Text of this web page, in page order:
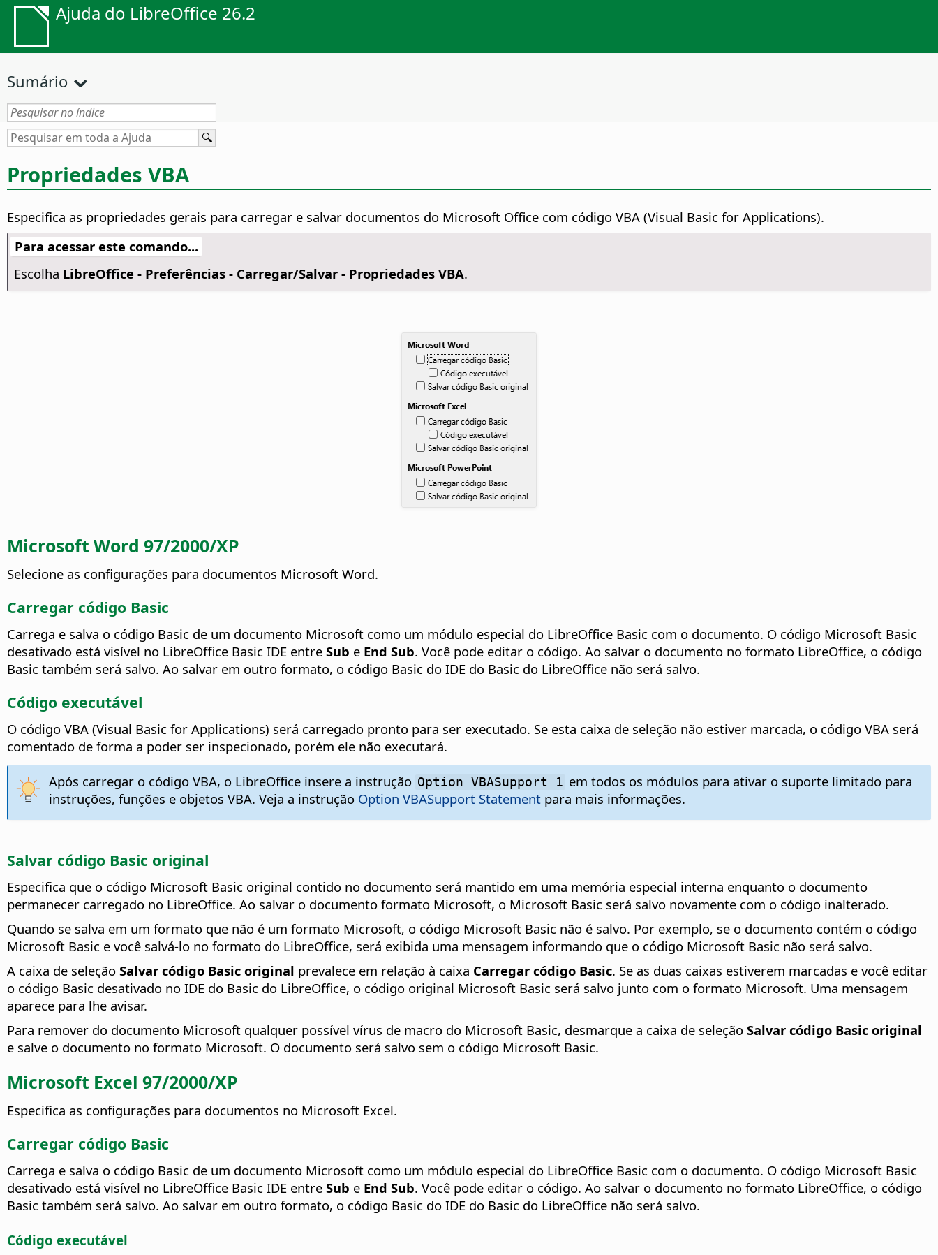
Ajuda do LibreOffice 26.2
Sumário
Propriedades VBA
Especifica as propriedades gerais para carregar e salvar documentos do Microsoft Office com código VBA (Visual Basic for Applications).
Para acessar este comando...
Escolha LibreOffice - Preferências- Carregar/Salvar - Propriedades VBA.
Microsoft Word 97/2000/XP
Selecione as configurações para documentos Microsoft Word.
Carregar código Basic
Carrega e salva o código Basic de um documento Microsoft como um módulo especial do LibreOffice Basic com o documento. O código Microsoft Basic
desativado está visível no LibreOffice Basic IDE entre Sub e End Sub. Você pode editar o código. Ao salvar o documento no formato LibreOffice, o código
Basic também será salvo. Ao salvar em outro formato, o código Basic do IDE do Basic do LibreOffice não será salvo.
Código executável
O código VBA (Visual Basic for Applications) será carregado pronto para ser executado. Se esta caixa de seleção não estiver marcada, o código VBA será
comentado de forma a poder ser inspecionado, porém ele não executará.
Após carregar o código VBA, o LibreOffice insere a instrução Option VBASupport 1 em todos os módulos para ativar o suporte limitado para
instruções, funções e objetos VBA. Veja a instrução Option VBASupport Statementpara mais informações.
Salvar código Basic original
Especifica que o código Microsoft Basic original contido no documento será mantido em uma memória especial interna enquanto o documento
permanecer carregado no LibreOffice. Ao salvar o documento formato Microsoft, o Microsoft Basic será salvo novamente com o código inalterado.
Quando se salva em um formato que não é um formato Microsoft, o código Microsoft Basic não é salvo. Por exemplo, se o documento contém o código
Microsoft Basic e você salvá-lo no formato do LibreOffice, será exibida uma mensagem informando que o código Microsoft Basic não será salvo.
A caixa de seleção Salvar código Basic original prevalece em relação à caixa Carregar código Basic. Se as duas caixas estiverem marcadas e você editar
o código Basic desativado no IDE do Basic do LibreOffice, o código original Microsoft Basic será salvo junto com o formato Microsoft. Uma mensagem
aparece para lhe avisar.
Para remover do documento Microsoft qualquer possível vírus de macro do Microsoft Basic, desmarque a caixa de seleção Salvar código Basic original
e salve o documento no formato Microsoft. O documento será salvo sem o código Microsoft Basic.
Microsoft Excel 97/2000/XP
Especifica as configurações para documentos no Microsoft Excel.
Carregar código Basic
Carrega e salva o código Basic de um documento Microsoft como um módulo especial do LibreOffice Basic com o documento. O código Microsoft Basic
desativado está visível no LibreOffice Basic IDE entre Sub e End Sub. Você pode editar o código. Ao salvar o documento no formato LibreOffice, o código
Basic também será salvo. Ao salvar em outro formato, o código Basic do IDE do Basic do LibreOffice não será salvo.
Código executável